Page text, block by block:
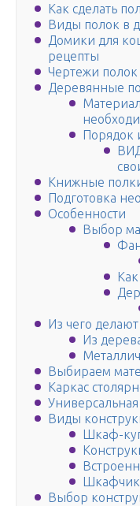
Как сделать
Виды полок в
Домики для
рецепты
Чертежи полок
Деревянные
Порядок
Книжные
Подготовка
Особенности
Выбор
Из чего делают
Из
Выбираем
Каркас
Виды
Шкаф-
Шкафчик
Выбор